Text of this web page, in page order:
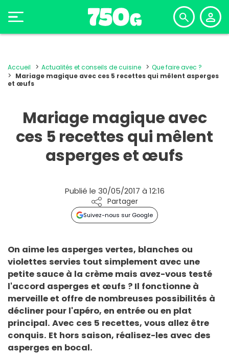
Accueil Actualités et conseils de cuisine
Que faire avec ?
Mariage magique avec ces 5 recettes qui mêlent asperges
et œufs
Mariage magique avec
ces 5 recettes qui mêlent
asperges et œufs
Publié le 30/05/2017 à 12:16
Partager
Suivez-nous sur Google
On aime les asperges vertes, blanches ou
violettes servies tout simplement avec une
petite sauce à la crème mais avez-vous testé
l'accord asperges et œufs ? Il fonctionne à
merveille et offre de nombreuses possibilités à
décliner pour l'apéro, en entrée ou en plat
principal. Avec ces 5 recettes, vous allez être
conquis. Et hors saison, réalisez-les avec des
asperges en bocal.